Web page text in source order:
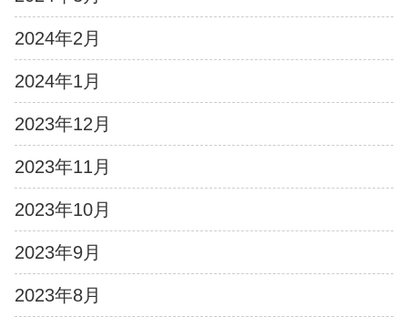
2024年2月
2024年1月
2023年12月
2023年11月
2023年10月
2023年9月
2023年8月